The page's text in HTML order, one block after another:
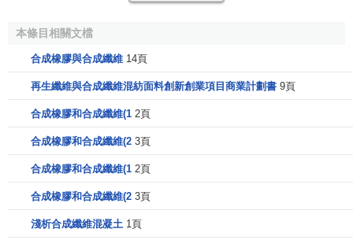
Chemicals North America)和聯合信號(Allied Signal)公司合
資在佐治亞州的Augusta建立了一家名為萬年青尼龍回收公司
(Evergreen Nylon Recycling LLC)。這家利用專利技術
棄尼龍6地毯總量的20％，占廢棄地毯總量的2％。這家
利用廢棄尼龍6地毯作原料，每年將生產4.5萬噸己內酰胺，
的己內酰胺具有與新生產的己內酰胺相同的性能。
(二)再生滌綸的生產與利用
聚酯類廢料再生回收法主要有化學回收和物理回收法。
本條目相關文檔
合成橡膠與合成纖維 14頁
再生纖維與合成纖維混紡面料創新創業項目商業計劃書 9頁
合成橡膠和合成纖維(1 2頁
合成橡膠和合成纖維(2 3頁
合成橡膠和合成纖維(1 2頁
合成橡膠和合成纖維(2 3頁
淺析合成纖維混凝土 1頁